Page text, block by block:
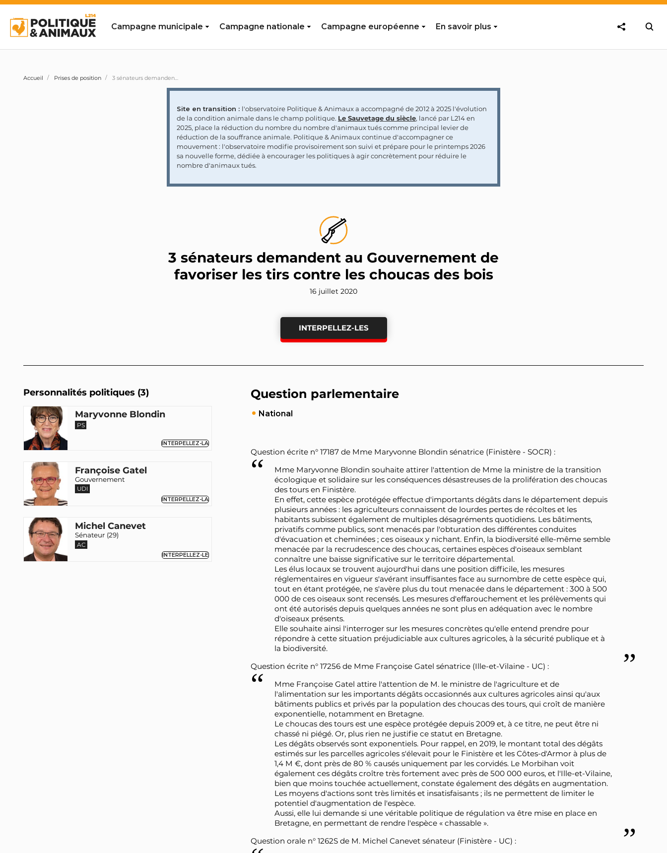
Campagne municipale Campagne nationale Campagne européenne En savoir plus
Accueil Prises de position 3 sénateurs demandent au Gouvernement de favoriser les tirs contre les choucas des bois
Site en transition : l'observatoire Politique & Animaux a accompagné de 2012 à 2025 l'évolution
de la condition animale dans le champ politique. Le Sauvetage du siècle, lancé par L214 en
2025, place la réduction du nombre du nombre d'animaux tués comme principal levier de
réduction de la souffrance animale. Politique & Animaux continue d'accompagner ce
mouvement : l'observatoire modifie provisoirement son suivi et prépare pour le printemps 2026
sa nouvelle forme, dédiée à encourager les politiques à agir concrètement pour réduire le
nombre d'animaux tués.
3 sénateurs demandent au Gouvernement de
favoriser les tirs contre les choucas des bois
16 juillet 2020
INTERPELLEZ-LES
Personnalités politiques (3)
Maryvonne Blondin
PS
INTERPELLEZ-LA
Françoise Gatel
Gouvernement
UDI
INTERPELLEZ-LA
Michel Canevet
Sénateur (29)
AC
INTERPELLEZ-LE
Question parlementaire
National
Question écrite n° 17187 de Mme Maryvonne Blondin sénatrice (Finistère - SOCR) :
Mme Maryvonne Blondin souhaite attirer l'attention de Mme la ministre de la transition
écologique et solidaire sur les conséquences désastreuses de la prolifération des choucas
des tours en Finistère.
En effet, cette espèce protégée effectue d'importants dégâts dans le département depuis
plusieurs années : les agriculteurs connaissent de lourdes pertes de récoltes et les
habitants subissent également de multiples désagréments quotidiens. Les bâtiments,
privatifs comme publics, sont menacés par l'obturation des différentes conduites
d'évacuation et cheminées ; ces oiseaux y nichant. Enfin, la biodiversité elle-même semble
menacée par la recrudescence des choucas, certaines espèces d'oiseaux semblant
connaître une baisse significative sur le territoire départemental.
Les élus locaux se trouvent aujourd'hui dans une position difficile, les mesures
réglementaires en vigueur s'avérant insuffisantes face au surnombre de cette espèce qui,
tout en étant protégée, ne s'avère plus du tout menacée dans le département : 300 à 500
000 de ces oiseaux sont recensés. Les mesures d'effarouchement et les prélèvements qui
ont été autorisés depuis quelques années ne sont plus en adéquation avec le nombre
d'oiseaux présents.
Elle souhaite ainsi l'interroger sur les mesures concrètes qu'elle entend prendre pour
répondre à cette situation préjudiciable aux cultures agricoles, à la sécurité publique et à
la biodiversité.
Question écrite n° 17256 de Mme Françoise Gatel sénatrice (Ille-et-Vilaine - UC) :
Mme Françoise Gatel attire l'attention de M. le ministre de l'agriculture et de
l'alimentation sur les importants dégâts occasionnés aux cultures agricoles ainsi qu'aux
bâtiments publics et privés par la population des choucas des tours, qui croît de manière
exponentielle, notamment en Bretagne.
Le choucas des tours est une espèce protégée depuis 2009 et, à ce titre, ne peut être ni
chassé ni piégé. Or, plus rien ne justifie ce statut en Bretagne.
Les dégâts observés sont exponentiels. Pour rappel, en 2019, le montant total des dégâts
estimés sur les parcelles agricoles s'élevait pour le Finistère et les Côtes-d'Armor à plus de
1,4 M €, dont près de 80 % causés uniquement par les corvidés. Le Morbihan voit
également ces dégâts croître très fortement avec près de 500 000 euros, et l'Ille-et-Vilaine,
bien que moins touchée actuellement, constate également des dégâts en augmentation.
Les moyens d'actions sont très limités et insatisfaisants ; ils ne permettent de limiter le
potentiel d'augmentation de l'espèce.
Aussi, elle lui demande si une véritable politique de régulation va être mise en place en
Bretagne, en permettant de rendre l'espèce « chassable ».
Question orale n° 1262S de M. Michel Canevet sénateur (Finistère - UC) :